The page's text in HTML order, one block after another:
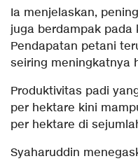
Ia menjelaskan,
juga berdampak
Pendapatan petani
seiring meningkatnya
Produktivitas padi
per hektare kini
per hektare di
Syaharuddin